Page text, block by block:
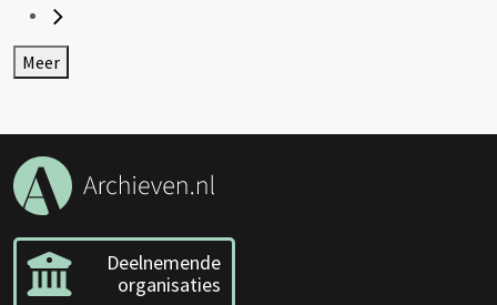
Meer
Deelnemende
organisaties